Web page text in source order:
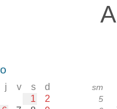
j v s d
1 2
sm
5